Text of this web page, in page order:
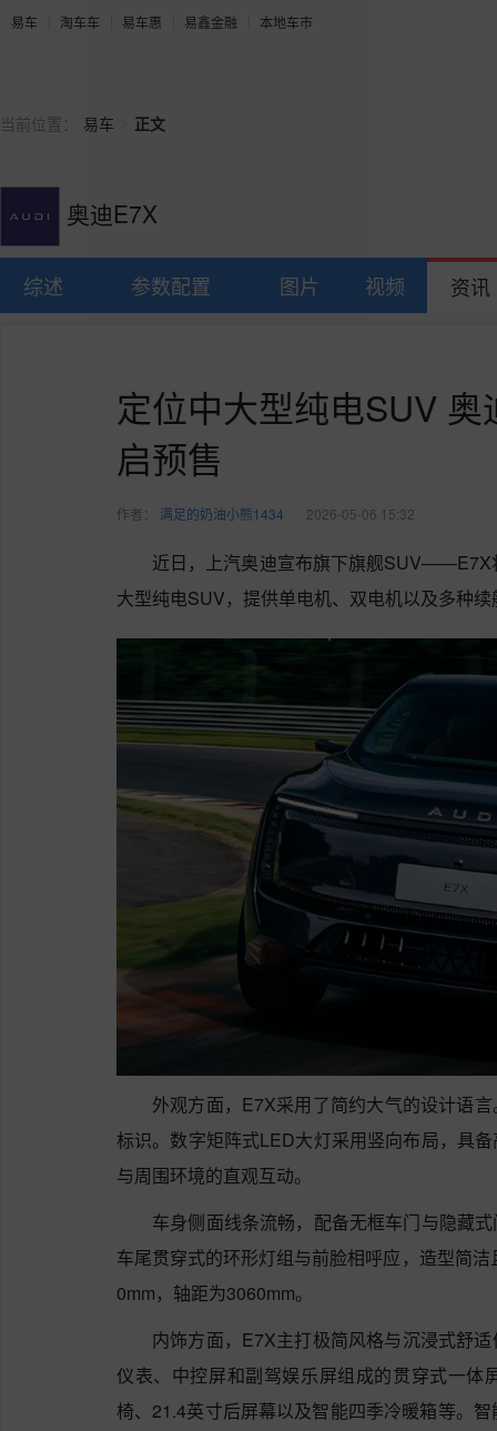
易车 淘车车 易车惠 易鑫金融 本地车市
当前位置： 易车 正文
奥迪E7X
综述 参数配置 图片 视频 资讯
定位中大型纯电SUV
启预售
作者： 满足的奶油小熊1434 2026-05-06 15:32
近日，上汽奥迪宣布旗下旗舰SUV——E7X
大型纯电SUV，提供单电机、双电机以及多种
外观方面，E7X采用了简约大气的设计语
标识。数字矩阵式LED大灯采用竖向布局，具
与周围环境的直观互动。
车身侧面线条流畅，配备无框车门与隐藏
车尾贯穿式的环形灯组与前脸相呼应，造型简
0mm，轴距为3060mm。
内饰方面，E7X主打极简风格与沉浸式舒
仪表、中控屏和副驾娱乐屏组成的贯穿式一体
椅、21.4英寸后屏幕以及智能四季冷暖箱等。